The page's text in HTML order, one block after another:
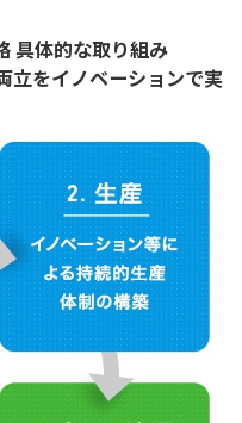
具体的な取り組み
立をイノベーションで実